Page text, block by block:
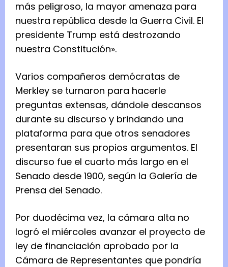
más peligroso, la mayor amenaza para
nuestra república desde la Guerra Civil. El
presidente Trump está destrozando
nuestra Constitución».
Varios compañeros demócratas de
Merkley se turnaron para hacerle
preguntas extensas, dándole descansos
durante su discurso y brindando una
plataforma para que otros senadores
presentaran sus propios argumentos. El
discurso fue el cuarto más largo en el
Senado desde 1900, según la Galería de
Prensa del Senado.
Por duodécima vez, la cámara alta no
logró el miércoles avanzar el proyecto de
ley de financiación aprobado por la
Cámara de Representantes que pondría